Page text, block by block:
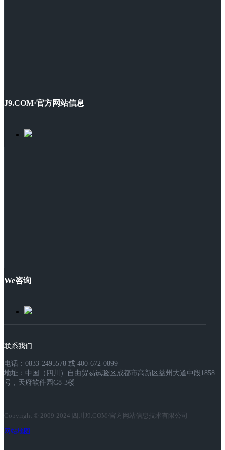
J9.COM·官方网站信息
We咨询
联系我们
电话：0833-2495578 或 400-672-0899
地址：中国（四川）自由贸易试验区成都市高新区益州大道中段1858
号，天府软件园G8-3楼
Copyright © 2009-2024 四川J9.COM·官方网站信息技术有限公司
网站地图